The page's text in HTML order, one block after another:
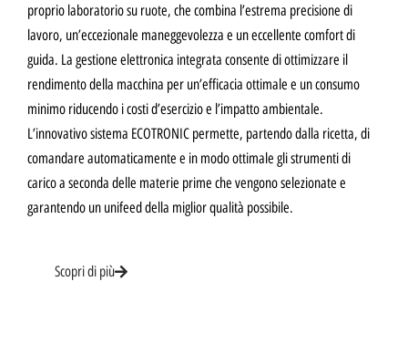
proprio laboratorio su ruote, che combina l’estrema precisione di
lavoro, un’eccezionale maneggevolezza e un eccellente comfort di
guida. La gestione elettronica integrata consente di ottimizzare il
rendimento della macchina per un’efficacia ottimale e un consumo
minimo riducendo i costi d’esercizio e l’impatto ambientale.
L’innovativo sistema ECOTRONIC permette, partendo dalla ricetta, di
comandare automaticamente e in modo ottimale gli strumenti di
carico a seconda delle materie prime che vengono selezionate e
garantendo un unifeed della miglior qualità possibile.
Scopri di più